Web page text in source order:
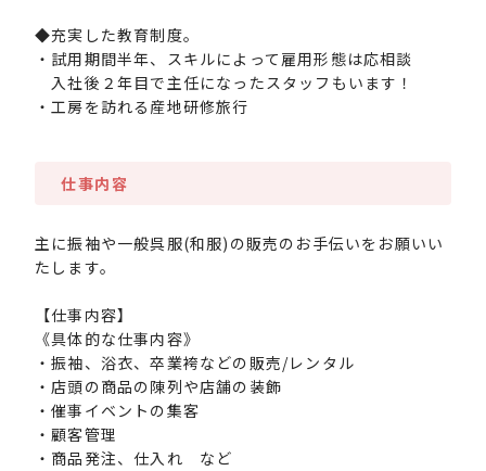
◆充実した教育制度。
・試用期間半年、スキルによって雇用形態は応相談
入社後２年目で主任になったスタッフもいます！
・工房を訪れる産地研修旅行
仕事内容
主に振袖や一般呉服(和服)の販売のお手伝いをお願いい
たします。
【仕事内容】
《具体的な仕事内容》
・振袖、浴衣、卒業袴などの販売/レンタル
・店頭の商品の陳列や店舗の装飾
・催事イベントの集客
・顧客管理
・商品発注、仕入れ など